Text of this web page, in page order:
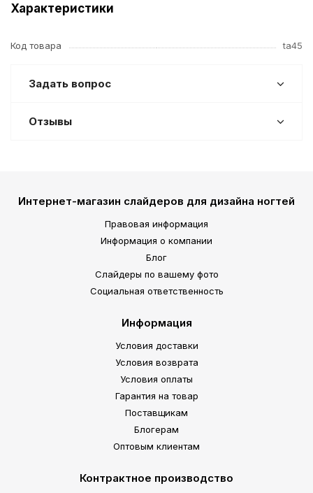
Характеристики
Код товара ta45
Задать вопрос
Отзывы
Интернет-магазин слайдеров для дизайна ногтей
Правовая информация
Информация о компании
Блог
Слайдеры по вашему фото
Социальная ответственность
Информация
Условия доставки
Условия возврата
Условия оплаты
Гарантия на товар
Поставщикам
Блогерам
Оптовым клиентам
Контрактное производство